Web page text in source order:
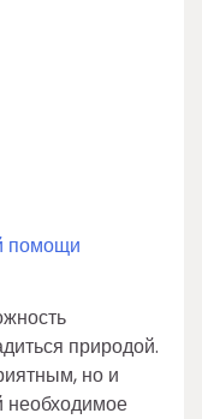
помощи
природой.
но и
необходимое